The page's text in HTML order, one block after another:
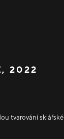
2022
tvarování sklářské